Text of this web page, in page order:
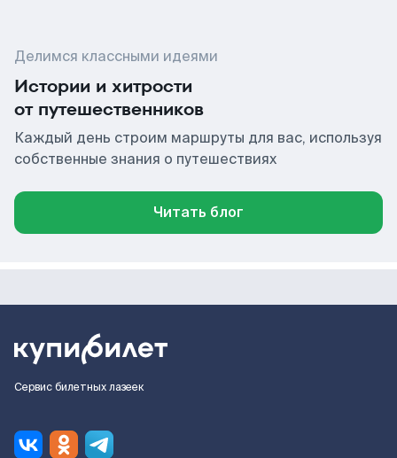
Делимся классными идеями
Истории и хитрости
от путешественников
Каждый день строим маршруты для вас, используя
собственные знания о путешествиях
Читать блог
Сервис билетных лазеек